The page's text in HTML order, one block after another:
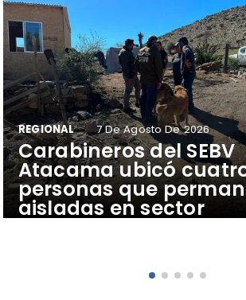
Carabineros del SEBV
Atacama ubicó
personas que
aisladas en sector
precordillerano de
REGIONAL 7 De Agosto De 2026